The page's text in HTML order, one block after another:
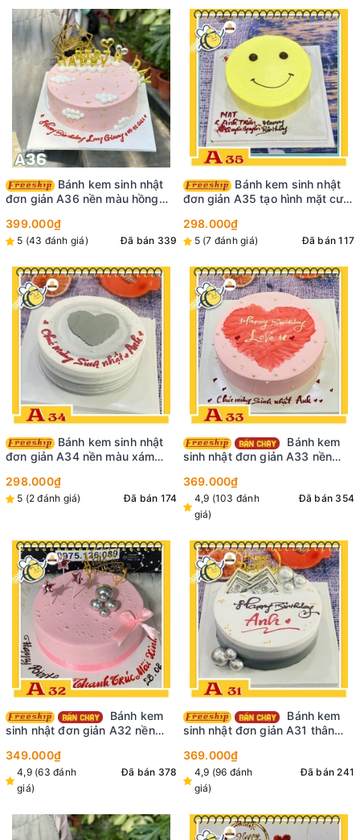
Bánh kem sinh nhật
đơn giản A36 nền màu hồng
kiện bộ nến khung sinh nhật
399.000₫
5 (43 đánh giá) Đã bán 339
đơn giản A35 tạo hình mặt cười
298.000₫
5 (7 đánh giá) Đã bán 117
Bánh kem sinh nhật
đơn giản A34 nền màu xám
giữa bánh đẹp tuyệt vời
298.000₫
5 (2 đánh giá) Đã bán 174
sinh nhật đơn giản A33 nền
giữa ngọt ngào ấn tượng
369.000₫
4,9 (103 đánh
giá)
Đã bán 354
sinh nhật đơn giản A32 nền
mới nhất đẹp tối giản
349.000₫
4,9 (63 đánh
giá)
Đã bán 378
sinh nhật đơn giản A31 thân
nhiều tiền đô khung sinh nhật
và bi bạc sang trọng
369.000₫
4,9 (96 đánh
giá)
Đã bán 241